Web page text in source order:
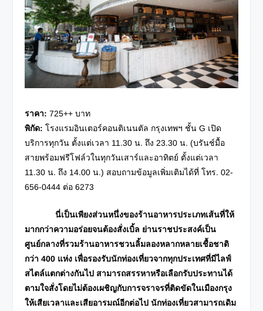
ราคา: 725++ บาท
พิกัด: โรงแรมอินเตอร์คอนติเนนตัล กรุงเทพฯ ชั้น G เปิด
บริการทุกวัน ตั้งแต่เวลา 11.30 น. ถึง 23.30 น. (บรันช์มื้อ
สายพร้อมฟรีโฟล์วในทุกวันเสาร์และอาทิตย์ ตั้งแต่เวลา
11.30 น. ถึง 14.00 น.) สอบถามข้อมูลเพิ่มเติมได้ที่โทร. 02-
656-0444 ต่อ 6273
นี่เป็นเพียงส่วนหนึ่งของร้านอาหารประเภทเส้นที่ให้
มากกว่าความอร่อยจนต้องสั่งเบิ้ล ย่านราชประสงค์เป็น
ศูนย์กลางที่รวมร้านอาหารชวนลิ้มลองหลากหลายเชื้อชาติ
กว่า 400 แห่ง เพื่อรองรับนักท่องเที่ยวจากทุกประเทศที่มีไลฟ์
สไตล์แตกต่างกันไป สามารถสรรหาหรือเลือกรับประทานได้
ตามใจสั่งโดยไม่ต้องเผชิญกับการจราจรที่ติดขัดในเมืองกรุง
ให้เสียเวลาและเสียอารมณ์อีกต่อไป นักท่องเที่ยวสามารถเดิม